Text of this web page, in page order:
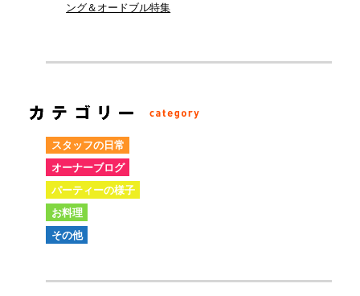
ング＆オードブル特集
スタッフの日常
オーナーブログ
パーティーの様子
お料理
その他